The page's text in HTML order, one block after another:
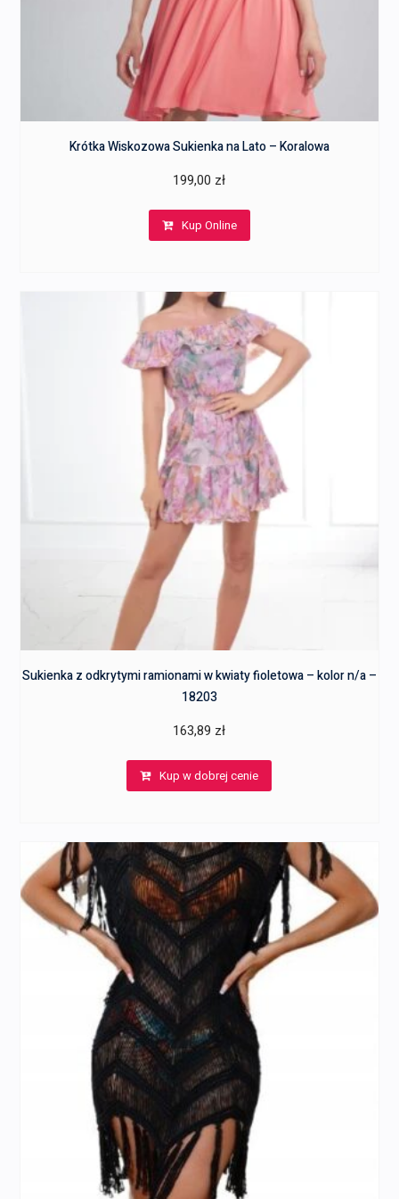
Krótka Wiskozowa Sukienka na Lato – Koralowa
199,00 zł
Kup Online
Sukienka z odkrytymi ramionami w kwiaty fioletowa – kolor n/a –
18203
163,89 zł
Kup w dobrej cenie